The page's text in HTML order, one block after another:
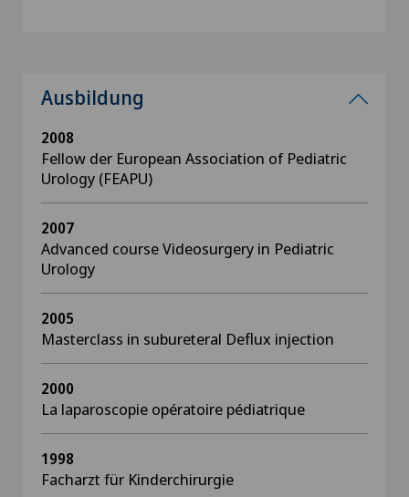
Ausbildung
2008
Fellow der European Association of Pediatric
Urology (FEAPU)
2007
Advanced course Videosurgery in Pediatric
Urology
2005
Masterclass in subureteral Deflux injection
2000
La laparoscopie opératoire pédiatrique
1998
Facharzt für Kinderchirurgie